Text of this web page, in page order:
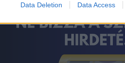
Data Deletion Data Access